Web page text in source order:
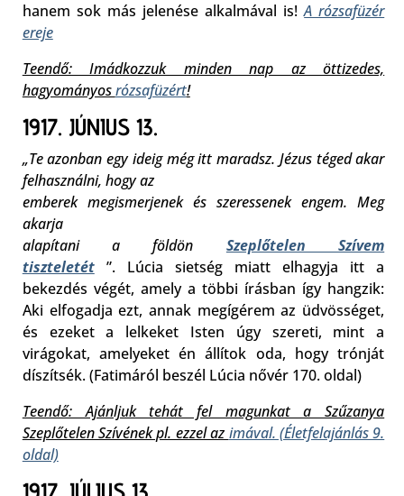
hanem sok más jelenése alkalmával is!A rózsafüzér
ereje
Teendő: Imádkozzuk minden nap az öttizedes,
hagyományosrózsafüzért!
1917. JÚNIUS 13.
„Te azonban egy ideig még itt maradsz. Jézus téged akar
felhasználni, hogy az
emberek megismerjenek és szeressenek engem. Meg
akarja
alapítani a földön Szeplőtelen Szívem
tiszteletét”. Lúcia sietség miatt elhagyja itt a
bekezdés végét, amely a többi írásban így hangzik:
Aki elfogadja ezt, annak megígérem az üdvösséget,
és ezeket a lelkeket Isten úgy szereti, mint a
virágokat, amelyeket én állítok oda, hogy trónját
díszítsék. (Fatimáról beszél Lúcia nővér 170. oldal)
Teendő: Ajánljuk tehát fel magunkat a Szűzanya
Szeplőtelen Szívének pl. ezzel az imával. (Életfelajánlás 9.
oldal)